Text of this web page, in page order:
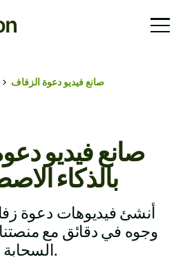
صانع فيديو دعوة الزفاف
صانع فيديو
بالذكاء
أنشئ فيديوهات دعوة
وجوه في دقائق مع
السحابة.